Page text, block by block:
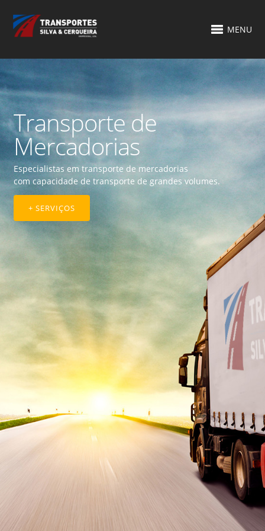
Transporte de
Mercadorias
Especialistas em transporte de mercadorias
com capacidade de transporte de grandes volumes.
+ SERVIÇOS
MENU